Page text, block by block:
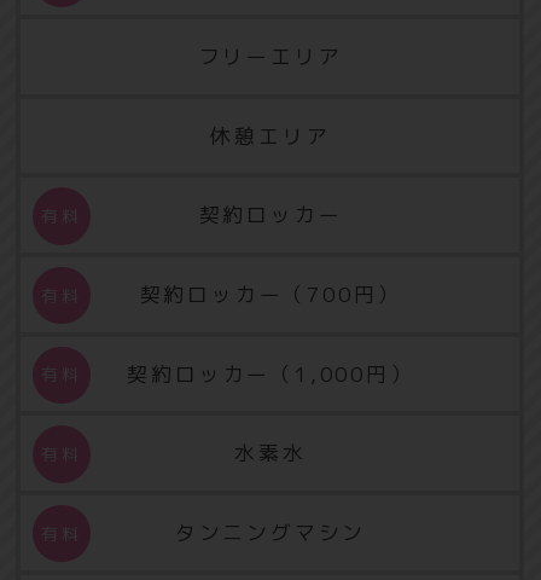
フリーエリア
休憩エリア
契約ロッカー
契約ロッカー（700円）
契約ロッカー（1,000円）
水素水
タンニングマシン